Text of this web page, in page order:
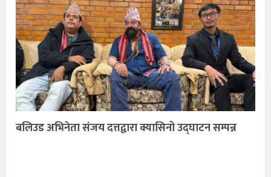
बलिउड अभिनेता संजय दत्तद्वारा क्यासिनो उद्घाटन सम्पन्न